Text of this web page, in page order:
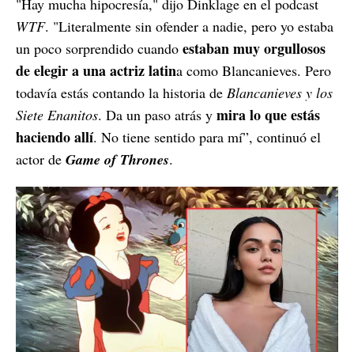
WTF. "Literalmente sin ofender a nadie, pero yo estaba
un poco sorprendido cuando estaban muy orgullosos
de elegir a una actriz latina como Blancanieves. Pero
todavía estás contando la historia de Blancanieves y los
Siete Enanitos. Da un paso atrás y mira lo que estás
haciendo allí. No tiene sentido para mí”, continuó el
actor de Game of Thrones.